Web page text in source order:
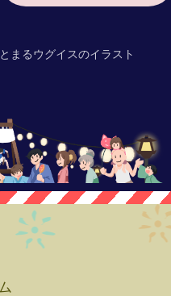
まるウグイスのイラスト